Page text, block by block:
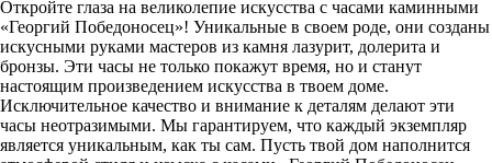
Откройте глаза на великолепие искусства с часами каминными
«Георгий Победоносец»! Уникальные в своем роде, они созданы
искусными руками мастеров из камня лазурит, долерита и
бронзы. Эти часы не только покажут время, но и станут
настоящим произведением искусства в твоем доме.
Исключительное качество и внимание к деталям делают эти
часы неотразимыми. Мы гарантируем, что каждый экземпляр
является уникальным, как ты сам. Пусть твой дом наполнится